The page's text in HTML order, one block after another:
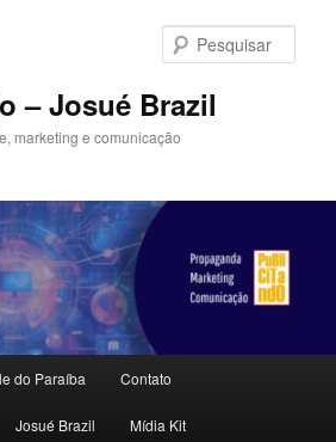
– Josué Brazil
marketing e comunicação
do Paraíba Contato
Josué Brazil Mídia Kit